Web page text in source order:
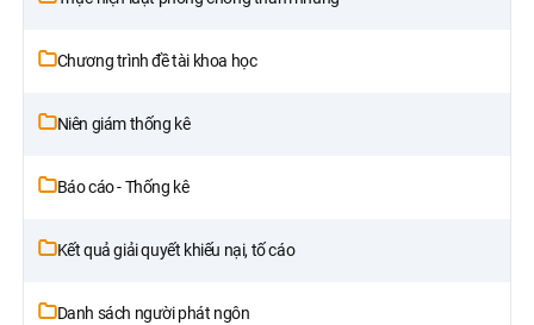
Chương trình đề tài khoa học
Niên giám thống kê
Báo cáo - Thống kê
Kết quả giải quyết khiếu nại, tố cáo
Danh sách người phát ngôn